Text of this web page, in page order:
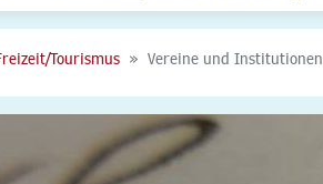
Tourismus Vereine und Institutionen